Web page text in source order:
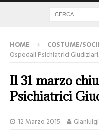
HOME COSTUME/
Ospedali Psichiatrici
Il 31 marzo
Psichiatrici
12 Marzo 2015